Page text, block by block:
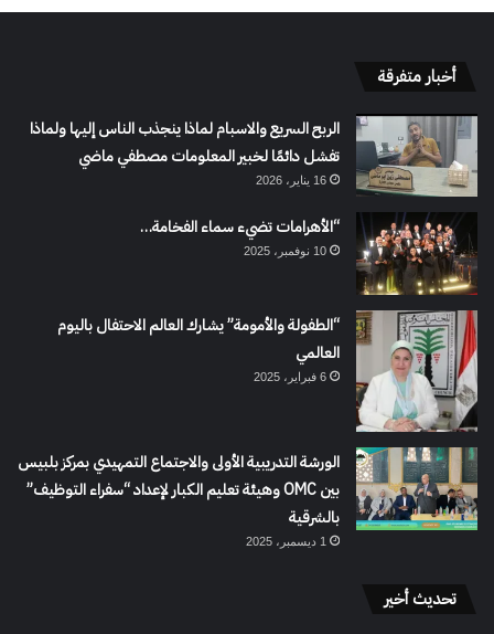
أخبار متفرقة
الربح السريع والاسبام لماذا ينجذب الناس إليها ولماذا
تفشل دائمًا لخبير المعلومات مصطفي ماضي
16 يناير، 2026
“الأهرامات تضيء سماء الفخامة…
10 نوفمبر، 2025
“الطفولة والأمومة” يشارك العالم الاحتفال باليوم
العالمي
6 فبراير، 2025
الورشة التدريبية الأولى والاجتماع التمهيدي بمركز بلبيس
بين OMC وهيئة تعليم الكبار لإعداد “سفراء التوظيف”
بالشرقية
1 ديسمبر، 2025
تحديث أخير